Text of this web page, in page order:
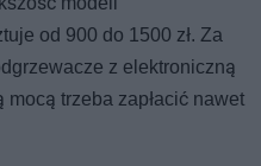
od 900 do 1500 zł. Za
z elektroniczną
trzeba zapłacić nawet